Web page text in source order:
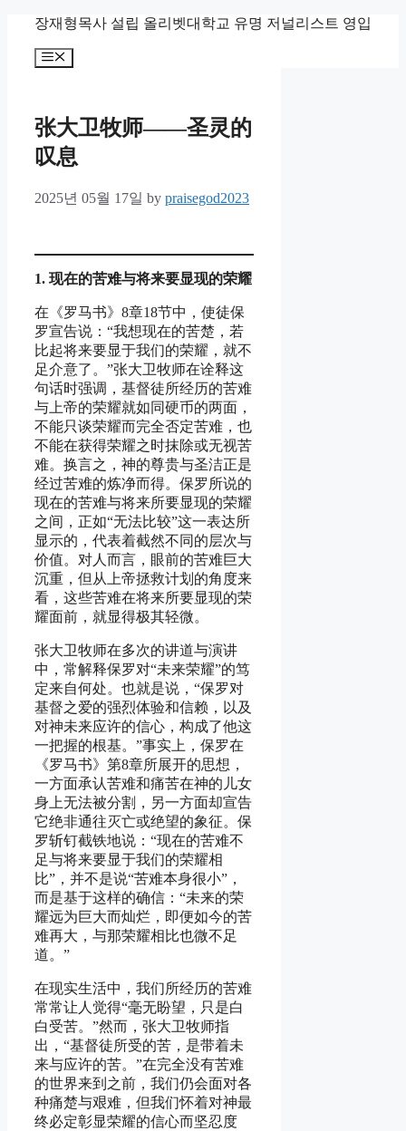
content
장재형목사 설립 올리벳대학교 유명 저널리스트 영입
Menu
张大卫牧师——圣灵的
叹息
2025년 05월 17일 by praisegod2023
1. 现在的苦难与将来要显现的荣耀
在《罗马书》8章18节中，使徒保
罗宣告说：“我想现在的苦楚，若
比起将来要显于我们的荣耀，就不
足介意了。”张大卫牧师在诠释这
句话时强调，基督徒所经历的苦难
与上帝的荣耀就如同硬币的两面，
不能只谈荣耀而完全否定苦难，也
不能在获得荣耀之时抹除或无视苦
难。换言之，神的尊贵与圣洁正是
经过苦难的炼净而得。保罗所说的
现在的苦难与将来所要显现的荣耀
之间，正如“无法比较”这一表达所
显示的，代表着截然不同的层次与
价值。对人而言，眼前的苦难巨大
沉重，但从上帝拯救计划的角度来
看，这些苦难在将来所要显现的荣
耀面前，就显得极其轻微。
张大卫牧师在多次的讲道与演讲
中，常解释保罗对“未来荣耀”的笃
定来自何处。也就是说，“保罗对
基督之爱的强烈体验和信赖，以及
对神未来应许的信心，构成了他这
一把握的根基。”事实上，保罗在
《罗马书》第8章所展开的思想，
一方面承认苦难和痛苦在神的儿女
身上无法被分割，另一方面却宣告
它绝非通往灭亡或绝望的象征。保
罗斩钉截铁地说：“现在的苦难不
足与将来要显于我们的荣耀相
比”，并不是说“苦难本身很小”，
而是基于这样的确信：“未来的荣
耀远为巨大而灿烂，即便如今的苦
难再大，与那荣耀相比也微不足
道。”
在现实生活中，我们所经历的苦难
常常让人觉得“毫无盼望，只是白
白受苦。”然而，张大卫牧师指
出，“基督徒所受的苦，是带着未
来与应许的苦。”在完全没有苦难
的世界来到之前，我们仍会面对各
种痛楚与艰难，但我们怀着对神最
终必定彰显荣耀的信心而坚忍度